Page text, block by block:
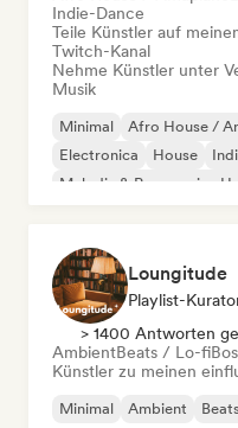
Indie-Dance
Teile Künstler auf
Twitch-Kanal
Nehme Künstler unter
Musik
Minimal Afro House /
Electronica
House
Melodic & Progressive
Loungitude
Playlist-
> 1400 Antworten
AmbientBeats / Lo-fi
Künstler zu meinen
Minimal Ambient